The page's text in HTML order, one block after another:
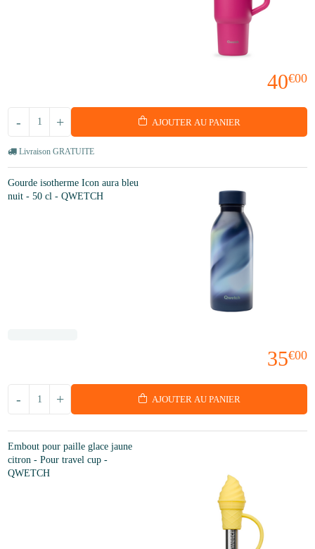
40€00
+
- AJOUTER AU PANIER
Livraison GRATUITE
Gourde isotherme Icon aura bleu
nuit - 50 cl - QWETCH
35€00
+
- AJOUTER AU PANIER
Embout pour paille glace jaune
citron - Pour travel cup -
QWETCH